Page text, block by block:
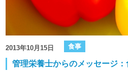
2013年10月15日 食事
管理栄養士からのメッセージ